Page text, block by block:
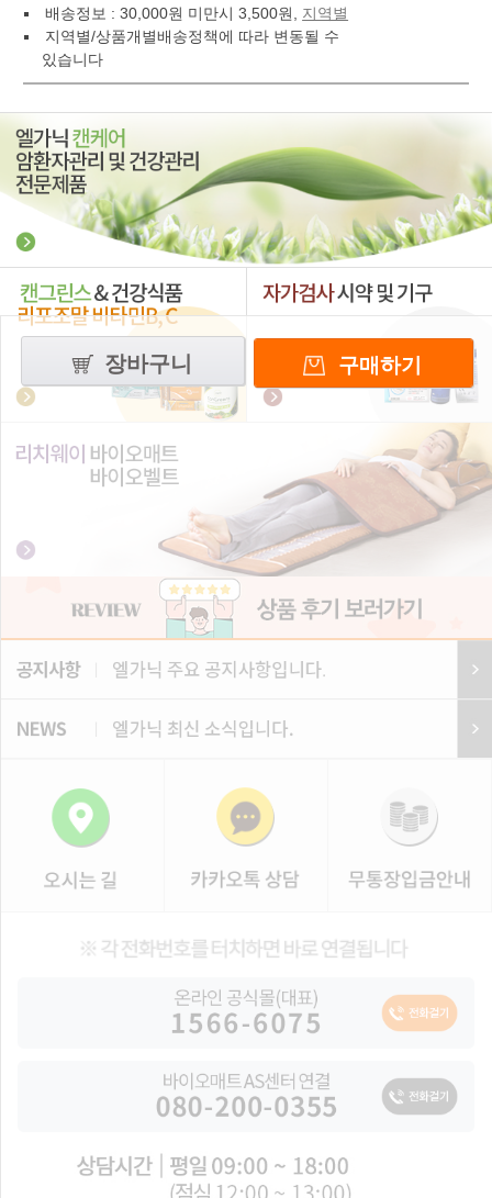
배송정보 : 30,000원 미만시 3,500원, 지역별
지역별/상품개별배송정책에 따라 변동될 수
있습니다
구매하기
장바구니